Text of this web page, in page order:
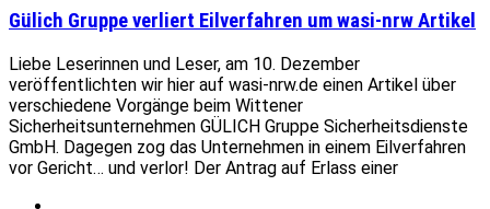
Gülich Gruppe verliert Eilverfahren um wasi-nrw Artikel
Liebe Leserinnen und Leser, am 10. Dezember
veröffentlichten wir hier auf wasi-nrw.de einen Artikel über
verschiedene Vorgänge beim Wittener
Sicherheitsunternehmen GÜLICH Gruppe Sicherheitsdienste
GmbH. Dagegen zog das Unternehmen in einem Eilverfahren
vor Gericht… und verlor! Der Antrag auf Erlass einer